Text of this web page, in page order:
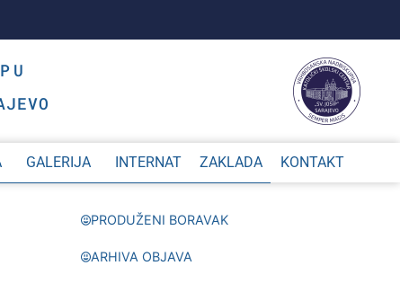
GALERIJA INTERNAT ZAKLADA KONTAKT
PRODUŽENI BORAVAK
ARHIVA OBJAVA